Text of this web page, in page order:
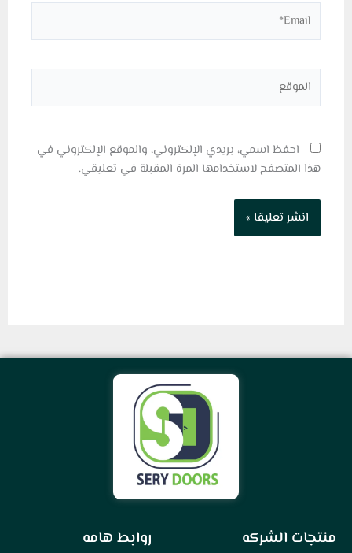
احفظ اسمي، بريدي الإلكتروني، والموقع الإلكتروني في
هذا المتصفح لاستخدامها المرة المقبلة في تعليقي.
منتجات الشركه روابط هامه